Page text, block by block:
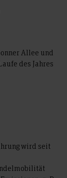
Allee und
des Jahres
wird seit